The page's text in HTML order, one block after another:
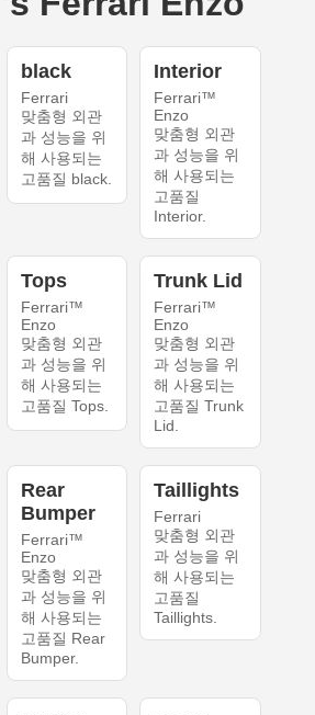
black
Ferrari
맞춤형 외관
과 성능을 위
해 사용되는
고품질 black.
Interior
Ferrari™
Enzo
맞춤형 외관
과 성능을 위
해 사용되는
고품질
Interior.
Tops
Ferrari™
Enzo
맞춤형 외관
과 성능을 위
해 사용되는
고품질 Tops.
Trunk Lid
Ferrari™
Enzo
맞춤형 외관
과 성능을 위
해 사용되는
고품질 Trunk
Lid.
Rear
Bumper
Ferrari™
Enzo
맞춤형 외관
과 성능을 위
해 사용되는
고품질 Rear
Bumper.
Taillights
Ferrari
맞춤형 외관
과 성능을 위
해 사용되는
고품질
Taillights.